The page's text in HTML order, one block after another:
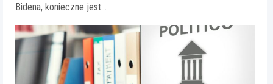
Bidena, konieczne jest…